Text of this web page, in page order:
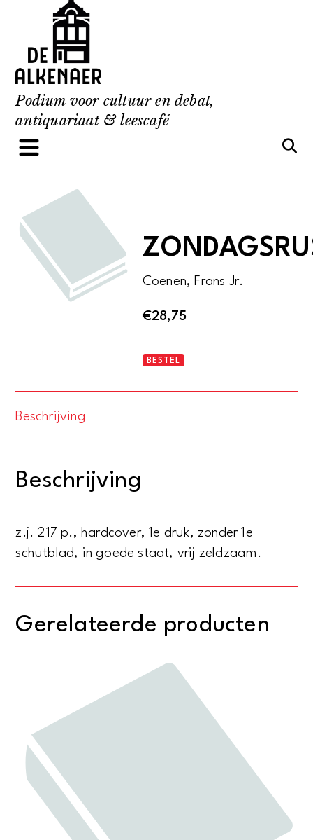
content
Podium voor cultuur en debat,
antiquariaat & leescafé
Coenen, Frans Jr.
€28,75
ZONDAGSRUST
BESTEL
Beschrijving
Beschrijving
z.j. 217 p., hardcover, 1e druk, zonder 1e
schutblad, in goede staat, vrij zeldzaam.
Gerelateerde producten